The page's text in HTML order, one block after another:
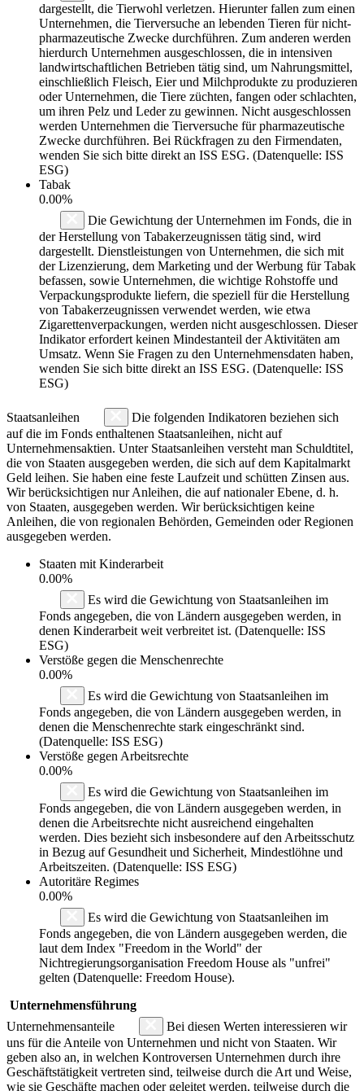
dargestellt, die Tierwohl verletzen. Hierunter fallen zum einen
Unternehmen, die Tierversuche an lebenden Tieren für nicht-
pharmazeutische Zwecke durchführen. Zum anderen werden
hierdurch Unternehmen ausgeschlossen, die in intensiven
landwirtschaftlichen Betrieben tätig sind, um Nahrungsmittel,
einschließlich Fleisch, Eier und Milchprodukte zu produzieren
oder Unternehmen, die Tiere züchten, fangen oder schlachten,
um ihren Pelz und Leder zu gewinnen. Nicht ausgeschlossen
werden Unternehmen die Tierversuche für pharmazeutische
Zwecke durchführen. Bei Rückfragen zu den Firmendaten,
wenden Sie sich bitte direkt an ISS ESG. (Datenquelle: ISS
ESG)
Tabak
0.00%
Die Gewichtung der Unternehmen im Fonds, die in
der Herstellung von Tabakerzeugnissen tätig sind, wird
dargestellt. Dienstleistungen von Unternehmen, die sich mit
der Lizenzierung, dem Marketing und der Werbung für Tabak
befassen, sowie Unternehmen, die wichtige Rohstoffe und
Verpackungsprodukte liefern, die speziell für die Herstellung
von Tabakerzeugnissen verwendet werden, wie etwa
Zigarettenverpackungen, werden nicht ausgeschlossen. Dieser
Indikator erfordert keinen Mindestanteil der Aktivitäten am
Umsatz. Wenn Sie Fragen zu den Unternehmensdaten haben,
wenden Sie sich bitte direkt an ISS ESG. (Datenquelle: ISS
ESG)
Staatsanleihen
Die folgenden Indikatoren beziehen sich
auf die im Fonds enthaltenen Staatsanleihen, nicht auf
Unternehmensaktien. Unter Staatsanleihen versteht man Schuldtitel,
die von Staaten ausgegeben werden, die sich auf dem Kapitalmarkt
Geld leihen. Sie haben eine feste Laufzeit und schütten Zinsen aus.
Wir berücksichtigen nur Anleihen, die auf nationaler Ebene, d. h.
von Staaten, ausgegeben werden. Wir berücksichtigen keine
Anleihen, die von regionalen Behörden, Gemeinden oder Regionen
ausgegeben werden.
Staaten mit Kinderarbeit
0.00%
Es wird die Gewichtung von Staatsanleihen im
Fonds angegeben, die von Ländern ausgegeben werden, in
denen Kinderarbeit weit verbreitet ist. (Datenquelle: ISS
ESG)
Verstöße gegen die Menschenrechte
0.00%
Es wird die Gewichtung von Staatsanleihen im
Fonds angegeben, die von Ländern ausgegeben werden, in
denen die Menschenrechte stark eingeschränkt sind.
(Datenquelle: ISS ESG)
Verstöße gegen Arbeitsrechte
0.00%
Es wird die Gewichtung von Staatsanleihen im
Fonds angegeben, die von Ländern ausgegeben werden, in
denen die Arbeitsrechte nicht ausreichend eingehalten
werden. Dies bezieht sich insbesondere auf den Arbeitsschutz
in Bezug auf Gesundheit und Sicherheit, Mindestlöhne und
Arbeitszeiten. (Datenquelle: ISS ESG)
Autoritäre Regimes
0.00%
Es wird die Gewichtung von Staatsanleihen im
Fonds angegeben, die von Ländern ausgegeben werden, die
laut dem Index "Freedom in the World" der
Nichtregierungsorganisation Freedom House als "unfrei"
gelten (Datenquelle: Freedom House).
Unternehmensführung
Unternehmensanteile
Bei diesen Werten interessieren wir
uns für die Anteile von Unternehmen und nicht von Staaten. Wir
geben also an, in welchen Kontroversen Unternehmen durch ihre
Geschäftstätigkeit vertreten sind, teilweise durch die Art und Weise,
wie sie Geschäfte machen oder geleitet werden, teilweise durch die